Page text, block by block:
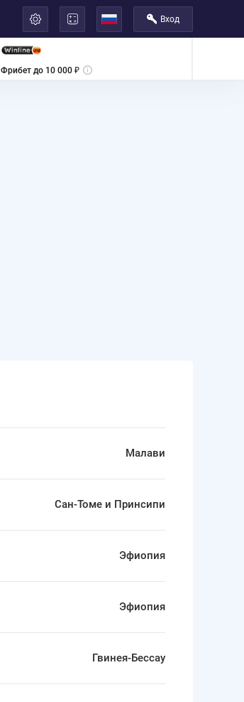
Вход
Фрибет до 10 000 ₽
Малави
Сан-Томе и Принсипи
Эфиопия
Эфиопия
Гвинея-Бессау